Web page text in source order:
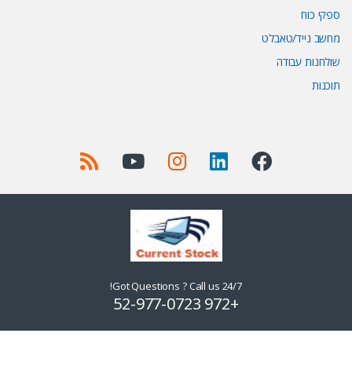
ספקי כוח
מחשב נייד/טאבלט
שולחנות עבודה
תוכנות
Got Questions ? Call us 24/7!
+972 52-977-0723